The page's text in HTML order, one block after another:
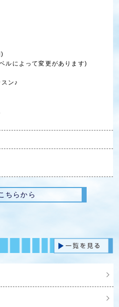
によって変更があります)
ン♪
ちらから